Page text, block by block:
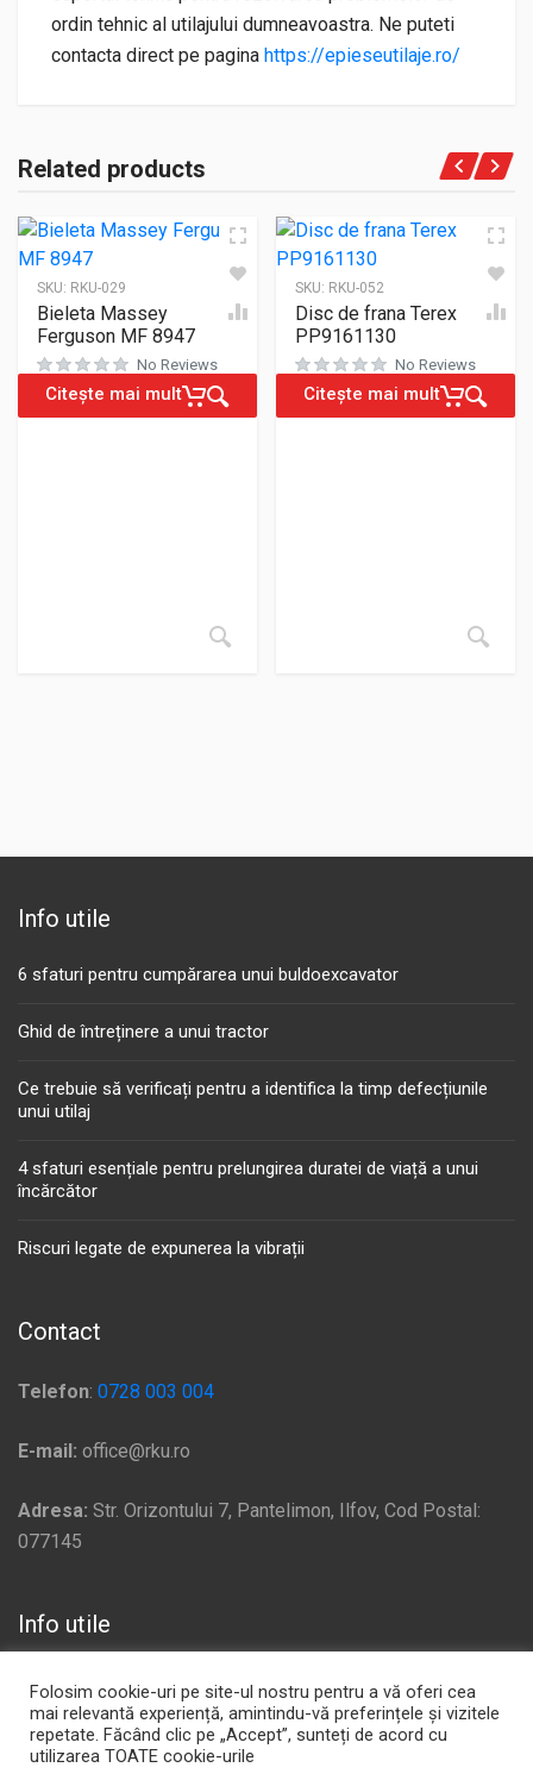
ordin tehnic al utilajului dumneavoastra. Ne puteti
contacta direct pe pagina https://epieseutilaje.ro/
Related products
SKU: RKU-029
Bieleta Massey
Ferguson MF 8947
No Reviews
Citește mai mult
SKU: RKU-052
Disc de frana Terex
PP9161130
No Reviews
Citește mai mult
Info utile
6 sfaturi pentru cumpărarea unui buldoexcavator
Ghid de întreținere a unui tractor
Ce trebuie să verificați pentru a identifica la timp defecțiunile
unui utilaj
4 sfaturi esențiale pentru prelungirea duratei de viață a unui
încărcător
Riscuri legate de expunerea la vibrații
Contact
Telefon: 0728 003 004
E-mail: office@rku.ro
Adresa: Str. Orizontului 7, Pantelimon, Ilfov, Cod Postal:
077145
Info utile
Politică de confidențialitate
Plata si Livrare
Politica de Cookie
Folosim cookie-uri pe site-ul nostru pentru a vă oferi cea
mai relevantă experiență, amintindu-vă preferințele și vizitele
repetate. Făcând clic pe „Accept”, sunteți de acord cu
utilizarea TOATE cookie-urile